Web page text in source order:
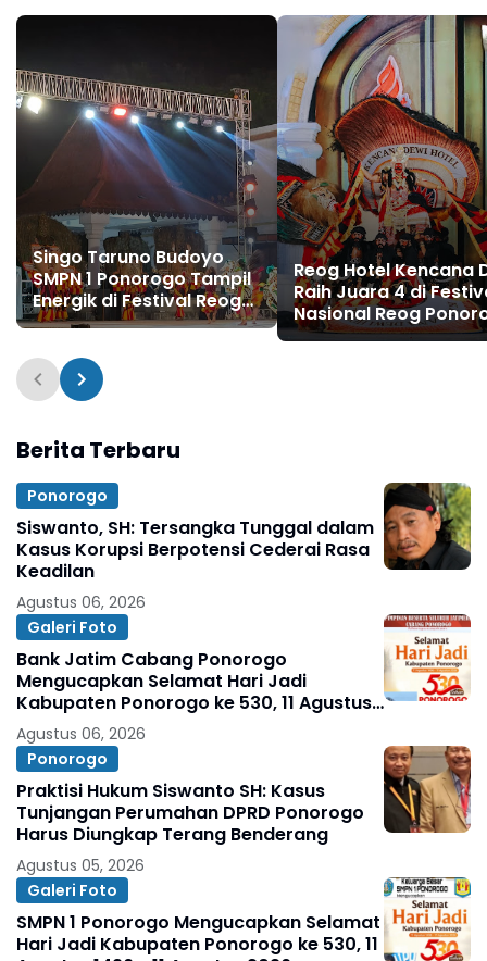
Singo Taruno Budoyo
SMPN 1 Ponorogo Tampil
Energik di Festival Reog
Remaja XXI Grebeg Suro
Reog Hotel Kencana
Raih Juara 4 di
Nasional Reog
ke-XXX Grebeg Suro
Berita Terbaru
Ponorogo
Siswanto, SH: Tersangka Tunggal dalam
Kasus Korupsi Berpotensi Cederai Rasa
Keadilan
Agustus 06, 2026
Galeri Foto
Bank Jatim Cabang Ponorogo
Mengucapkan Selamat Hari Jadi
Kabupaten Ponorogo ke 530, 11 Agustus
1496 - 11 Agustus 2026
Agustus 06, 2026
Ponorogo
Praktisi Hukum Siswanto SH: Kasus
Tunjangan Perumahan DPRD Ponorogo
Harus Diungkap Terang Benderang
Agustus 05, 2026
Galeri Foto
SMPN 1 Ponorogo Mengucapkan Selamat
Hari Jadi Kabupaten Ponorogo ke 530, 11